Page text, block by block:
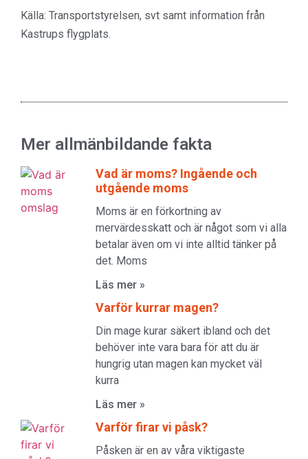
Källa: Transportstyrelsen, svt samt information från
Kastrups flygplats.
Mer allmänbildande fakta
Vad är moms? Ingående och
utgående moms
Moms är en förkortning av
mervärdesskatt och är något som vi alla
betalar även om vi inte alltid tänker på
det. Moms
Läs mer »
Varför kurrar magen?
Din mage kurar säkert ibland och det
behöver inte vara bara för att du är
hungrig utan magen kan mycket väl
kurra
Läs mer »
Varför firar vi påsk?
Påsken är en av våra viktigaste